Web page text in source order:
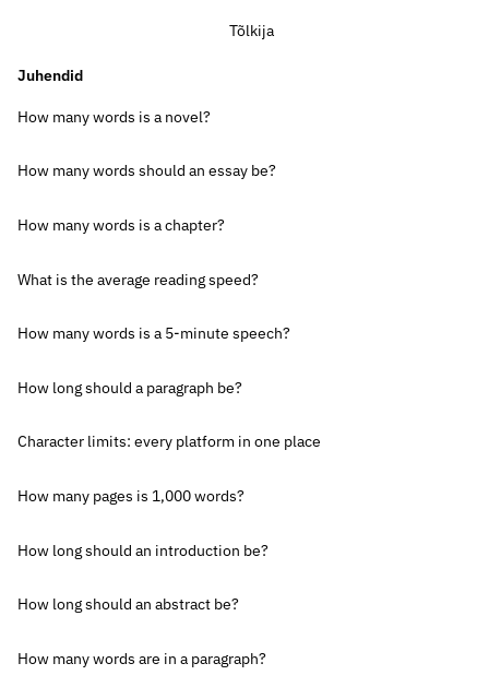
Tõlkija
Juhendid
How many words is a novel?
How many words should an essay be?
How many words is a chapter?
What is the average reading speed?
How many words is a 5-minute speech?
How long should a paragraph be?
Character limits: every platform in one place
How many pages is 1,000 words?
How long should an introduction be?
How long should an abstract be?
How many words are in a paragraph?